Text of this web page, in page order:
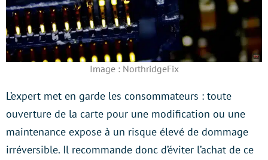
Image : NorthridgeFix
L’expert met en garde les consommateurs : toute
ouverture de la carte pour une modification ou une
maintenance expose à un risque élevé de dommage
irréversible. Il recommande donc d’éviter l’achat de ce